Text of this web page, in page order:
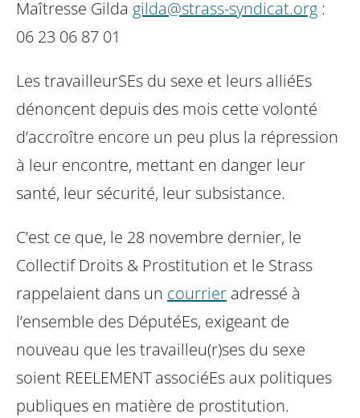
Maîtresse Gilda gilda@strass-syndicat.org :
06 23 06 87 01
Les travailleurSEs du sexe et leurs alliéEs
dénoncent depuis des mois cette volonté
d’accroître encore un peu plus la répression
à leur encontre, mettant en danger leur
santé, leur sécurité, leur subsistance.
C’est ce que, le 28 novembre dernier, le
Collectif Droits & Prostitution et le Strass
rappelaient dans un courrier adressé à
l’ensemble des DéputéEs, exigeant de
nouveau que les travailleu(r)ses du sexe
soient REELEMENT associéEs aux politiques
publiques en matière de prostitution.